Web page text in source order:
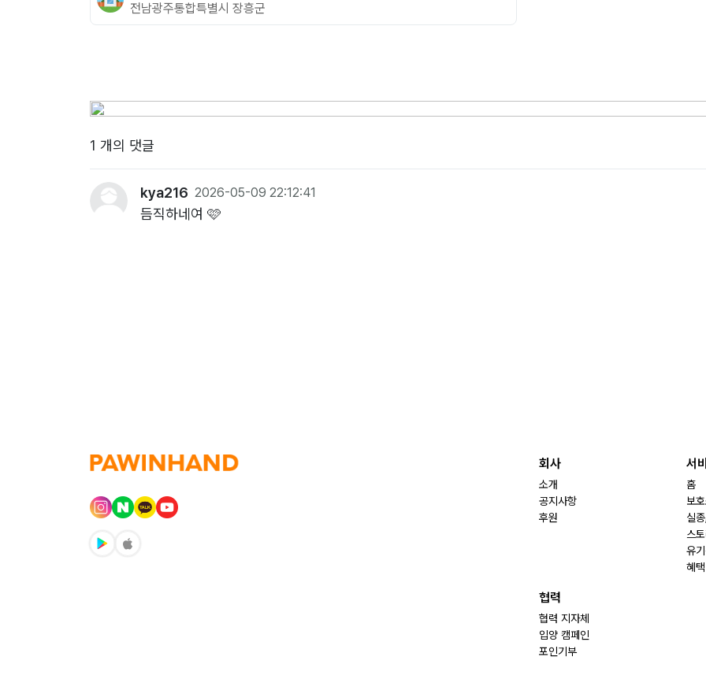
전남광주통합특별시 장흥군
1 개의 댓글
kya216 2026-05-09 22:12:41
듬직하네여 🩷
회사
소개
공지사항
후원
서
홈
보
실
스토
유
혜택
협력
협력 지자체
입양 캠페인
포인기부